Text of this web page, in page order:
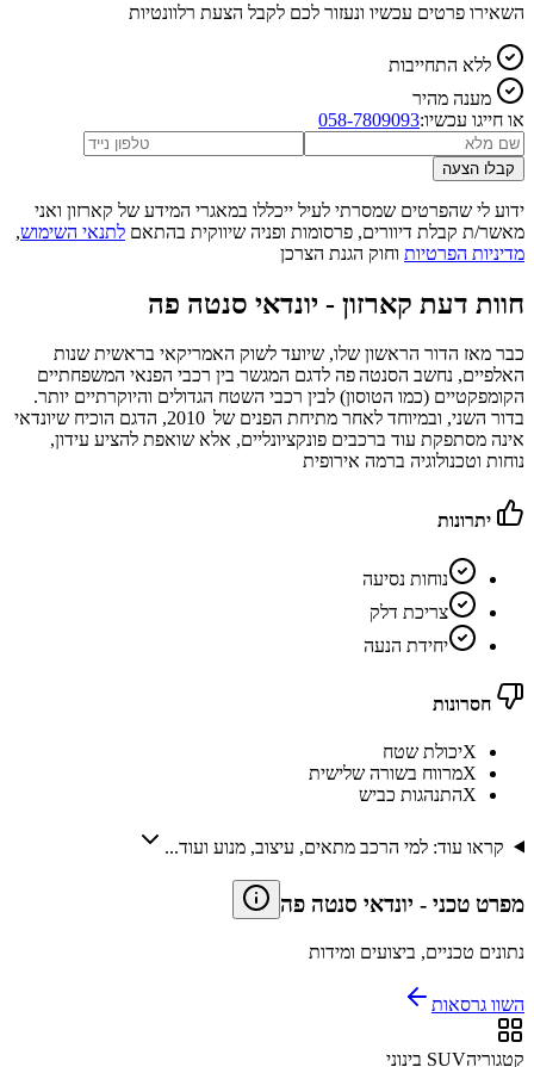
השאירו פרטים עכשיו ונעזור לכם לקבל הצעת רלוונטיות
ללא התחייבות
מענה מהיר
או חייגו עכשיו:058-7809093
קבלו הצעה
ידוע לי שהפרטים שמסרתי לעיל ייכללו במאגרי המידע של קארזון ואני
מאשר/ת קבלת דיוורים, פרסומות ופניה שיווקית בהתאם לתנאי השימוש,
מדיניות הפרטיות וחוק הגנת הצרכן
חוות דעת קארזון - יונדאי סנטה פה
כבר מאז הדור הראשון שלו, שיועד לשוק האמריקאי בראשית שנות
האלפיים, נחשב הסנטה פה לדגם המגשר בין רכבי הפנאי המשפחתיים
הקומפקטיים (כמו הטוסון) לבין רכבי השטח הגדולים והיוקרתיים יותר.
בדור השני, ובמיוחד לאחר מתיחת הפנים של 2010, הדגם הוכיח שיונדאי
אינה מסתפקת עוד ברכבים פונקציונליים, אלא שואפת להציע עידון,
נוחות וטכנולוגיה ברמה אירופית
יתרונות
נוחות נסיעה
צריכת דלק
יחידת הנעה
חסרונות
Xיכולת שטח
Xמרווח בשורה שלישית
Xהתנהגות כביש
קראו עוד: למי הרכב מתאים, עיצוב, מנוע ועוד...
מפרט טכני - יונדאי סנטה פה
נתונים טכניים, ביצועים ומידות
השוו גרסאות
קטגוריהSUV בינוני